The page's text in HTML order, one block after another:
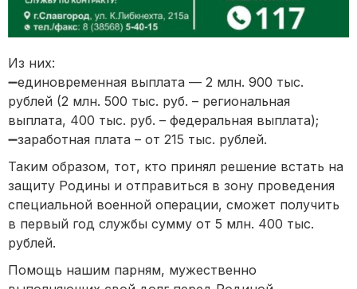
Из них:
➖единовременная выплата — 2 млн. 900 тыс.
рублей (2 млн. 500 тыс. руб. – региональная
выплата, 400 тыс. руб. – федеральная выплата);
➖заработная плата – от 215 тыс. рублей.
Таким образом, тот, кто принял решение встать на
защиту Родины и отправиться в зону проведения
специальной военной операции, сможет получить
в первый год службы сумму от 5 млн. 400 тыс.
рублей.
Помощь нашим парням, мужественно